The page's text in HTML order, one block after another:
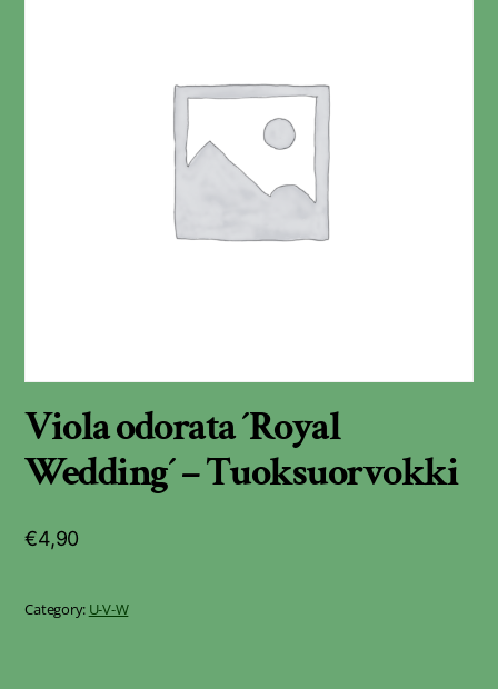
Viola odorata ´Royal
Wedding´ – Tuoksuorvokki
€4,90
Category: U-V-W